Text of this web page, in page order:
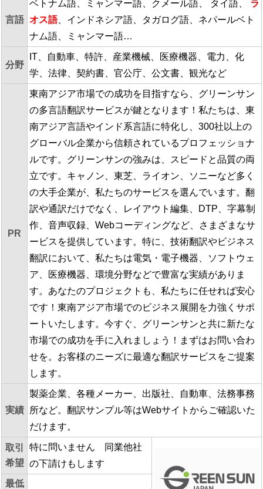
言語
ベトナム語、ミャンマー語、クメール語、 タイ語、 ラ
オス語、インドネシア語、タガログ語、ネパールベト
ナム語、ミャンマー語…
分野
IT、自動車、特許、産業機械、医療機器、電力、化
学、法律、契約書、官公庁、公文書、観光など
PR
東南アジア市場での成功を目指すなら、グリーンサン
の多言語翻訳サービスが鍵となります！私たちは、東
南アジア言語やインド系言語に特化し、300社以上の
グローバル企業から信頼されているプロフェッショナ
ルです。グリーンサンの強みは、スピードと品質の両
立です。キャノン、東芝、ライオン、ソニーなど多く
の大手企業が、私たちのサービスを選んでいます。翻
訳や通訳だけでなく、レイアウト編集、DTP、字幕制
作、音声収録、Webコーディングなど、さまざまなサ
ービスを提供しています。特に、技術翻訳やビジネス
翻訳において、私たちは電気・電子機器、ソフトウェ
ア、医療機器、環境分野などで豊富な実績がありま
す。あなたのプロジェクトも、私たちに任せれば安心
です！東南アジア市場でのビジネス展開を力強くサポ
ートいたします。今すぐ、グリーンサンと共に新たな
市場での成功を手に入れましょう！まずはお問い合わ
せを。お客様のニーズに最適な翻訳サービスをご提案
します。
実績
製薬企業、各種メーカー、出版社、自動車、法務事務
所など。翻訳サンプル等はWebサイトからご確認いた
だけます。
取引
希望
特に問いません 同業他社
の下請けもします
最低